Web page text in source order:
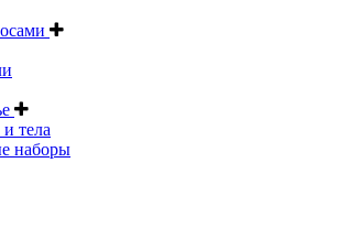
тела
наборы